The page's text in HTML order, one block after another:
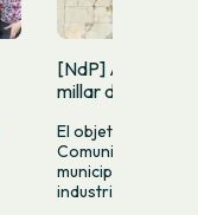
[NdP] Arranca
millar de
El objetivo es
Comunidad
municipios,
industriales de